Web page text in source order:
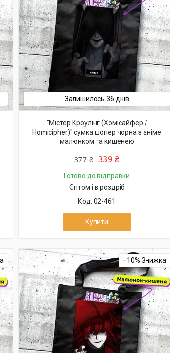
Залишилось 36 днів
"Містер Кроулінг (Хомісайфер /
Homicipher)" сумка шопер чорна з аніме
малюнком та кишенею
377 ₴ 339 ₴
Готово до відправки
Оптом і в роздріб
02-461
Купити
–10%